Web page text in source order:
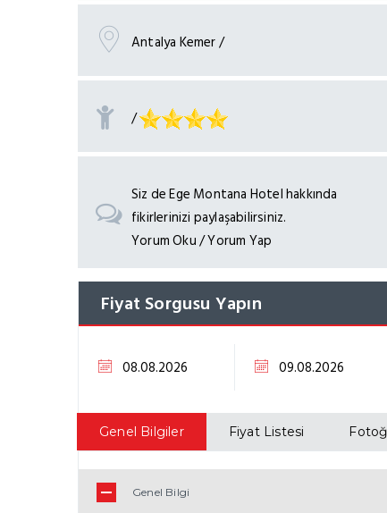
Antalya Kemer /
/
Siz de Ege Montana Hotel hakkında
fikirlerinizi paylaşabilirsiniz.
Yorum Oku / Yorum Yap
Fiyat Sorgusu Yapın
Genel Bilgiler Fiyat Listesi
Genel Bilgi